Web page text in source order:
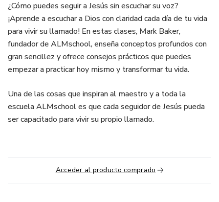
¿Cómo puedes seguir a Jesús sin escuchar su voz?
¡Aprende a escuchar a Dios con claridad cada día de tu vida
para vivir su llamado! En estas clases, Mark Baker,
fundador de ALMschool, enseña conceptos profundos con
gran sencillez y ofrece consejos prácticos que puedes
empezar a practicar hoy mismo y transformar tu vida.
Una de las cosas que inspiran al maestro y a toda la
escuela ALMschool es que cada seguidor de Jesús pueda
ser capacitado para vivir su propio llamado.
Acceder al producto comprado